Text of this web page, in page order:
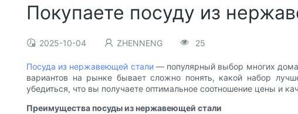
Покупаете посуду из
2025-10-04 ZHENNENG 25
Посуда из нержавеющей стали— популярный выбор многих
вариантов на рынке бывает сложно понять, какой набор
убедиться, что вы получаете оптимальное соотношение цены и
Преимущества посуды из нержавеющей стали